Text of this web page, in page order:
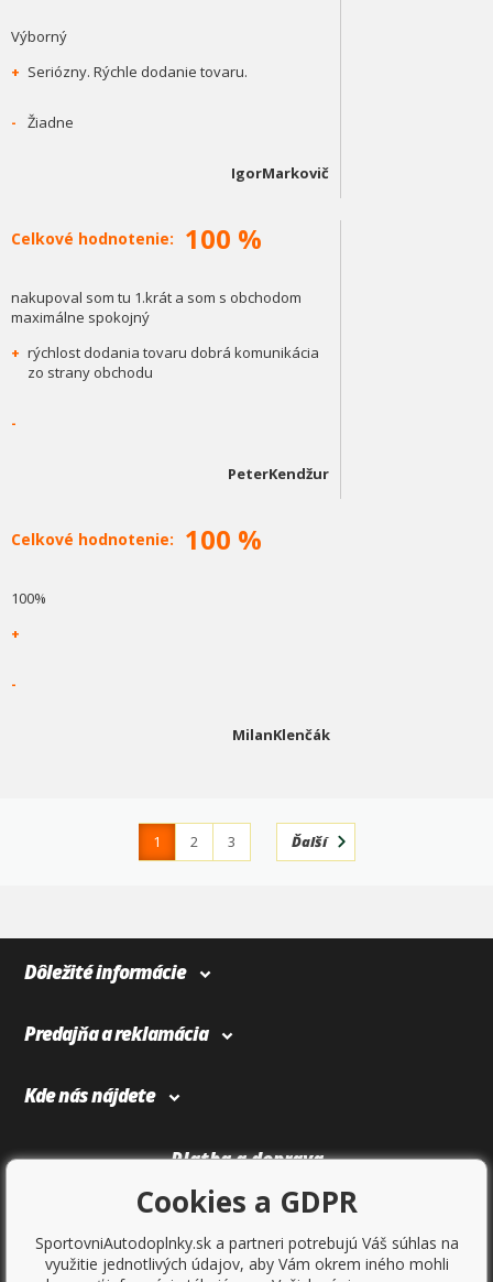
Výborný
+ Seriózny. Rýchle dodanie tovaru.
- Žiadne
IgorMarkovič
Celkové hodnotenie: 100 %
nakupoval som tu 1.krát a som s obchodom
maximálne spokojný
+ rýchlost dodania tovaru dobrá komunikácia
zo strany obchodu
-
PeterKendžur
Celkové hodnotenie: 100 %
100%
+
-
MilanKlenčák
1 2
3
Ďalší
Dôležité informácie
Predajňa a reklamácia
Kde nás nájdete
Platba a doprava
Cookies a GDPR
SportovniAutodoplnky.sk a partneri potrebujú Váš súhlas na
využitie jednotlivých údajov, aby Vám okrem iného mohli